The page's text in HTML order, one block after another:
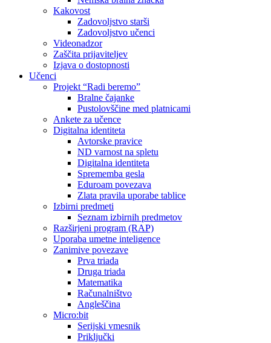
Kakovost
Zadovoljstvo starši
Zadovoljstvo učenci
Videonadzor
Zaščita prijaviteljev
Izjava o dostopnosti
Učenci
Projekt “Radi beremo”
Bralne čajanke
Pustolovščine med platnicami
Ankete za učence
Digitalna identiteta
Avtorske pravice
ND varnost na spletu
Digitalna identiteta
Sprememba gesla
Eduroam povezava
Zlata pravila uporabe tablice
Izbirni predmeti
Seznam izbirnih predmetov
Razširjeni program (RAP)
Uporaba umetne inteligence
Zanimive povezave
Prva triada
Druga triada
Matematika
Računalništvo
Angleščina
Micro:bit
Serijski vmesnik
Priključki